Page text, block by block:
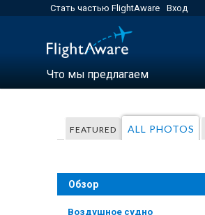
Стать частью FlightAware Вход
Что мы предлагаем
FEATURED ALL PHOTOS
Обзор
Воздушное судно